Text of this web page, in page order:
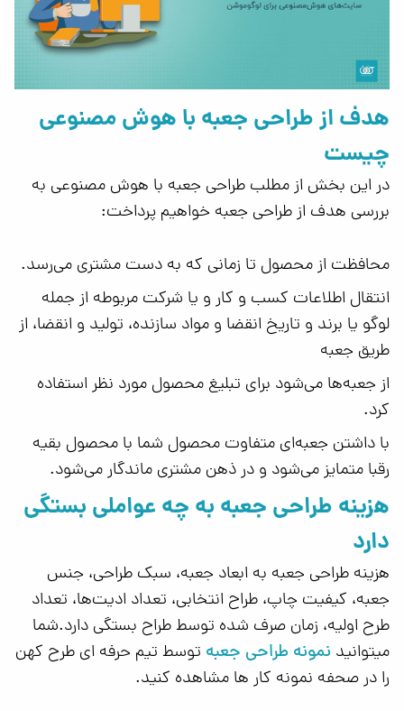
هدف از طراحی جعبه با هوش مصنوعی
چیست
در این بخش از مطلب طراحی جعبه با هوش مصنوعی به
بررسی هدف از طراحی جعبه خواهیم پرداخت:
محافظت از محصول تا زمانی که به دست مشتری می‌رسد.
انتقال اطلاعات کسب و کار و یا شرکت مربوطه از جمله
لوگو یا برند و تاریخ انقضا و مواد سازنده، تولید و انقضا، از
طریق جعبه
از جعبه‌ها می‌شود برای تبلیغ محصول مورد نظر استفاده
کرد.
با داشتن جعبه‌ای متفاوت محصول شما با محصول بقیه
رقبا متمایز می‌شود و در ذهن مشتری ماندگار می‌شود.
هزینه طراحی جعبه به چه عواملی بستگی
دارد
هزینه طراحی جعبه به ابعاد جعبه، سبک طراحی، جنس
جعبه، کیفیت چاپ، طراح انتخابی، تعداد ادیت‌ها، تعداد
طرح اولیه، زمان صرف شده توسط طراح بستگی دارد.شما
میتوانید نمونه طراحی جعبه توسط تیم حرفه ای طرح کهن
را در صحفه نمونه کار ها مشاهده کنید.